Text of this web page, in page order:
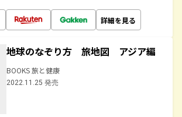
詳細を見る
地球のなぞり方 旅地図 アジア編
BOOKS 旅と健康
2022.11.25 発売